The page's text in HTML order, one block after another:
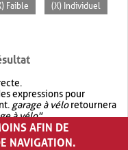
Faible (X) Individuel
expressions pour
garage à véloretournera
à vélo".
avec OR.garage OR vélo
quegarage à vélo
AFIN DE
NAVIGATION.